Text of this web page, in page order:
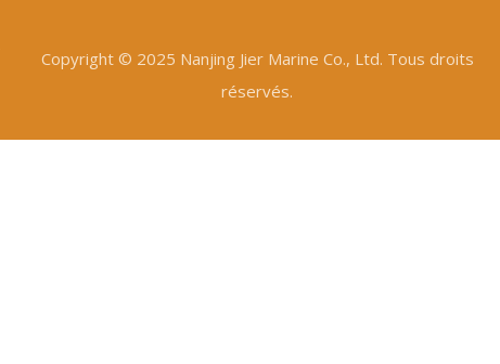
Copyright © 2025 Nanjing Jier Marine Co., Ltd. Tous droits
réservés.